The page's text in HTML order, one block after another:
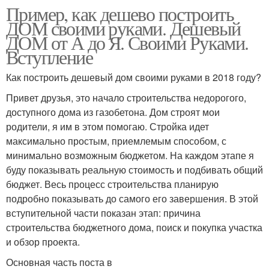
Пример, как дешево построить
ДОМ своими руками. Дешевый
ДОМ от А до Я. Своими Руками.
Вступление
Как построить дешевый дом своими руками в 2018 году?
Привет друзья, это начало строительства недорогого,
доступного дома из газобетона. Дом строят мои
родители, я им в этом помогаю. Стройка идет
максимально простым, приемлемым способом, с
минимально возможным бюджетом. На каждом этапе я
буду показывать реальную стоимость и подбивать общий
бюджет. Весь процесс строительства планирую
подробно показывать до самого его завершения. В этой
вступительной части показан этап: причина
строительства бюджетного дома, поиск и покупка участка
и обзор проекта.
Основная часть поста в